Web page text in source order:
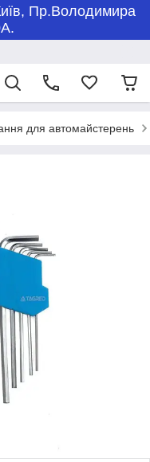
Пр.Володимира
для автомайстерень